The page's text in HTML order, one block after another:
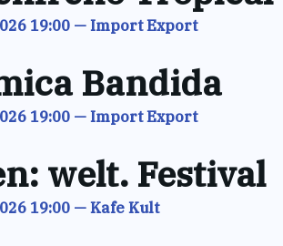
19:00 — Import Export
Bandida
19:00 — Import Export
welt. Festival
19:00 — Kafe Kult